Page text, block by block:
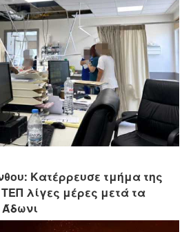
Κατέρρευσε τμήμα της
λίγες μέρες μετά τα
Άδωνι